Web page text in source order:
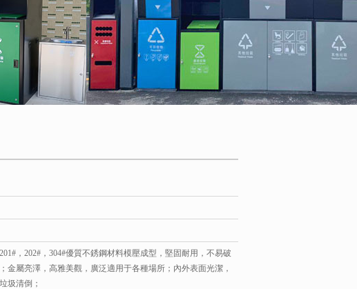
，202#，304#優質不銹鋼材料模壓成型，堅固耐用，不易破
金屬亮澤，高雅美觀，廣泛適用于各種場所；內外表面光潔，
圾清倒；